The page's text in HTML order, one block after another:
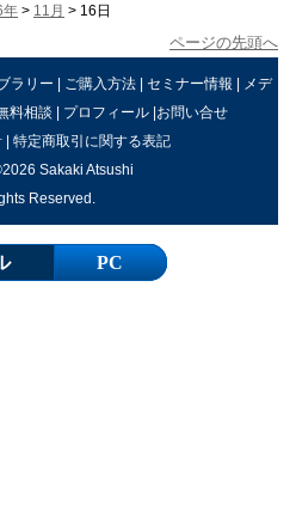
年 > 11月 > 16日
ページの先頭へ
ラリー | ご購入方法 | セミナー情報 | メデ
料相談 | プロフィール|お問い合せ
| 特定商取引に関する表記
Sakaki Atsushi
Reserved.
PC